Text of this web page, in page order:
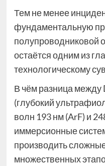
Тем не менее
фундаментальную
полупроводниковой
остаётся одним из
технологическому
В чём разница между
(глубокий
волн 193 нм (ArF) и
иммерсионные
производить
множественных